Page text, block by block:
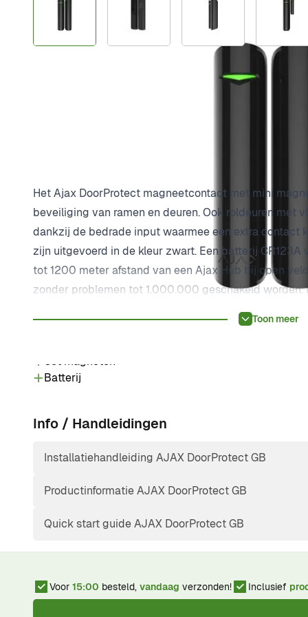
Het Ajax DoorProtect magneetcontact met mini
beveiliging van ramen en deuren. Ook roldeuren met
dankzij de bedrade input waarmee een extra contact
zijn uitgevoerd in de kleur zwart. Een batterij
tot 1200 meter afstand van een Ajax Hub bij open
zonder problemen tot 1.000.000 geschakeld
mogelijk gemaakt door tweeweg communicatie met
Toon meer
Set magneten
Batterij
Info / Handleidingen
Installatiehandleiding AJAX DoorProtect GB
Productinformatie AJAX DoorProtect GB
Quick start guide AJAX DoorProtect GB
Voor 15:00 besteld, vandaag verzonden! Inclusief